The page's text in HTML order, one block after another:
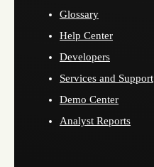
Glossary
Help Center
Developers
Services and Support
Demo Center
Analyst Reports